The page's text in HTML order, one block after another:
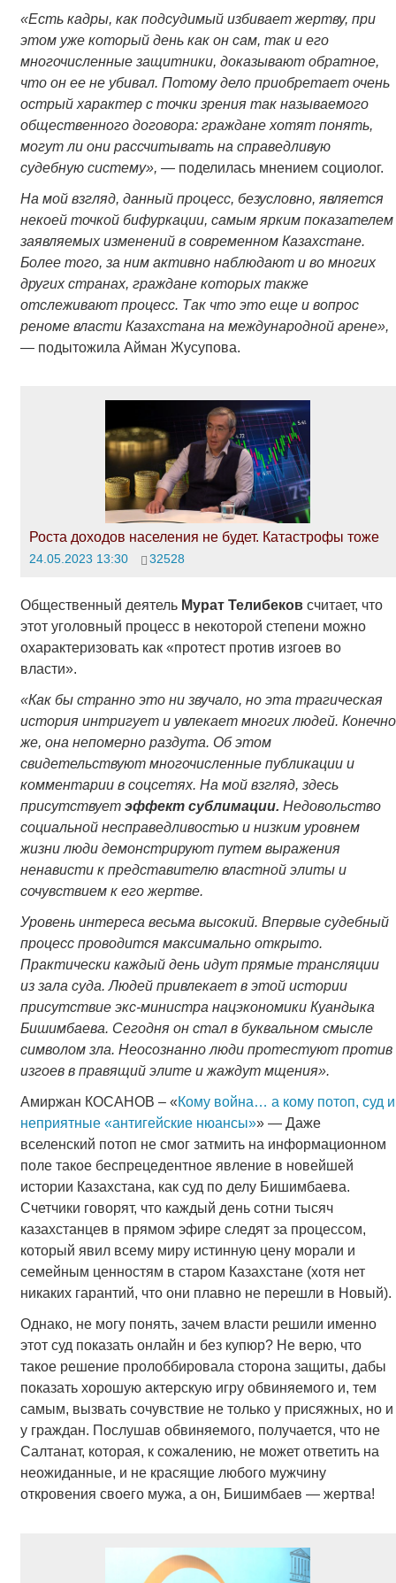
«Есть кадры, как подсудимый избивает жертву, при
этом уже который день как он сам, так и его
многочисленные защитники, доказывают обратное,
что он ее не убивал. Потому дело приобретает очень
острый характер с точки зрения так называемого
общественного договора: граждане хотят понять,
могут ли они рассчитывать на справедливую
судебную систему», — поделилась мнением социолог.
На мой взгляд, данный процесс, безусловно, является
некоей точкой бифуркации, самым ярким показателем
заявляемых изменений в современном Казахстане.
Более того, за ним активно наблюдают и во многих
других странах, граждане которых также
отслеживают процесс. Так что это еще и вопрос
реноме власти Казахстана на международной арене»,
— подытожила Айман Жусупова.
Роста доходов населения не будет. Катастрофы тоже
24.05.2023 13:30 32528
Общественный деятельМурат Телибеков считает, что
этот уголовный процесс в некоторой степени можно
охарактеризовать как «протест против изгоев во
власти».
«Как бы странно это ни звучало, но эта трагическая
история интригует и увлекает многих людей. Конечно
же, она непомерно раздута. Об этом
свидетельствуют многочисленные публикации и
комментарии в соцсетях. На мой взгляд, здесь
присутствует эффект сублимации. Недовольство
социальной несправедливостью и низким уровнем
жизни люди демонстрируют путем выражения
ненависти к представителю властной элиты и
сочувствием к его жертве.
Уровень интереса весьма высокий. Впервые судебный
процесс проводится максимально открыто.
Практически каждый день идут прямые трансляции
из зала суда. Людей привлекает в этой истории
присутствие экс-министра нацэкономики Куандыка
Бишимбаева. Сегодня он стал в буквальном смысле
символом зла. Неосознанно люди протестуют против
изгоев в правящий элите и жаждут мщения».
Амиржан КОСАНОВ – «Кому война… а кому потоп, суд и
неприятные «антигейские нюансы»» — Даже
вселенский потоп не смог затмить на информационном
поле такое беспрецедентное явление в новейшей
истории Казахстана, как суд по делу Бишимбаева.
Счетчики говорят, что каждый день сотни тысяч
казахстанцев в прямом эфире следят за процессом,
который явил всему миру истинную цену морали и
семейным ценностям в старом Казахстане (хотя нет
никаких гарантий, что они плавно не перешли в Новый).
Однако, не могу понять, зачем власти решили именно
этот суд показать онлайн и без купюр? Не верю, что
такое решение пролоббировала сторона защиты, дабы
показать хорошую актерскую игру обвиняемого и, тем
самым, вызвать сочувствие не только у присяжных, но и
у граждан. Послушав обвиняемого, получается, что не
Салтанат, которая, к сожалению, не может ответить на
неожиданные, и не красящие любого мужчину
откровения своего мужа, а он, Бишимбаев — жертва!